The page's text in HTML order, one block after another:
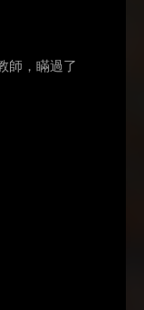
師，瞞過了